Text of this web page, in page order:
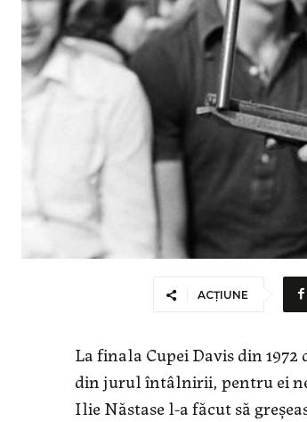
ACȚIUNE
La finala Cupei Davis din
din jurul întâlnirii, pentru ei
Ilie Năstase l-a făcut să